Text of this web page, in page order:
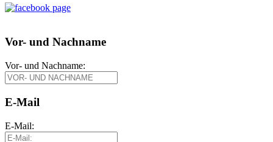
Vor- und Nachname
Vor- und Nachname:
E-Mail
E-Mail: